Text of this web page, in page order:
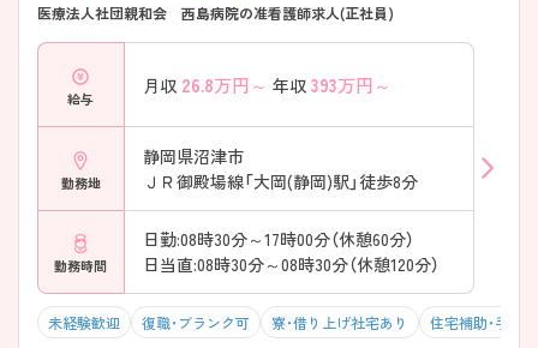
医療法人社団親和会 西島病院の准看護師求人(正社員)
給与
月収 26.8万円～ 年収 393万円～
勤務地
静岡県沼津市
ＪＲ御殿場線「大岡(静岡)駅」徒歩8分
勤務時間
日勤:08時30分～17時00分（休憩60分）
日当直:08時30分～08時30分（休憩120分）
未経験歓迎 復職・ブランク可 寮・借り上げ社宅あり 住宅補助・手当